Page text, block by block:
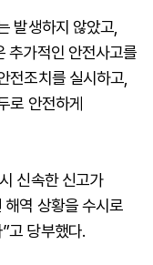
발생하지 않았고,
추가적인 안전사고를
전조치를 실시하고,
로 안전하게
신속한 신고가
해역 상황을 수시로
고 당부했다.